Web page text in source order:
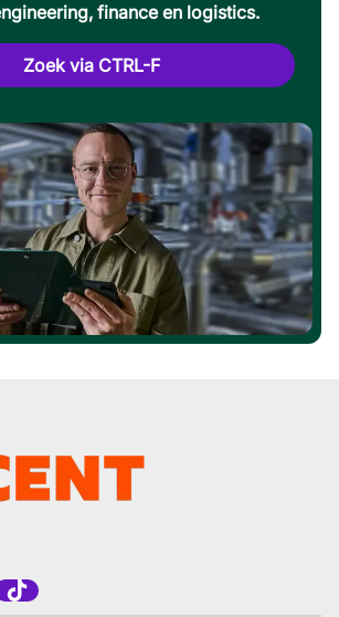
finance en logistics.
Zoek via CTRL-F